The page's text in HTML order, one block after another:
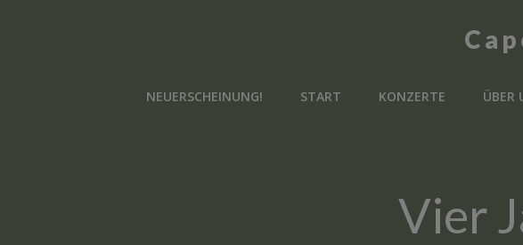
NEUERSCHEINUNG! START KONZERTE ÜBER
Vier